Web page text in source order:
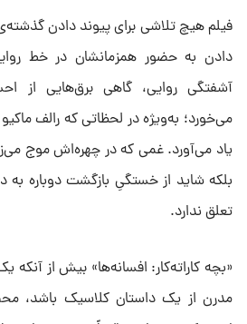
فیلم هیچ تلاشی برای پیوند دادن
دادن به حضور همزمانشان در خط
آشفتگی روایی، گاهی برق‌هایی از
می‌خورد؛ به‌ویژه در لحظاتی که رالف
یاد می‌آورد. غمی که در چهره‌اش موج
بلکه شاید از خستگیِ بازگشت دوباره به
تعلق ندارد.
«بچه کاراته‌کار: افسانه‌ها» بیش از آنکه
مدرن از یک داستان کلاسیک باشد،